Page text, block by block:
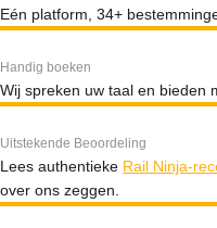
Eén platform, 34+
Handig boeken
Wij spreken uw taal en bieden
Uitstekende Beoordeling
Lees authentieke Rail Ninja-
over ons zeggen.